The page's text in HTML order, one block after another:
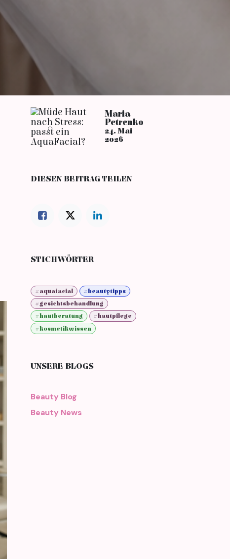
Maria
Petrenko
24. Mai
2026
DIESEN BEITRAG TEILEN
STICHWÖRTER
#aquafacial
#beautytipps
#gesichtsbehandlung
#hautberatung
#hautpflege
#kosmetikwissen
UNSERE BLOGS
Beauty Blog
Beauty News